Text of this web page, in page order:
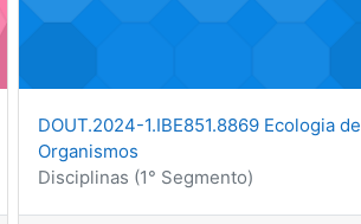
Nome do curso
DOUT.2024-1.IBE851.8869 Ecologia de
Organismos
Categoria do curso
Disciplinas (1° Segmento)